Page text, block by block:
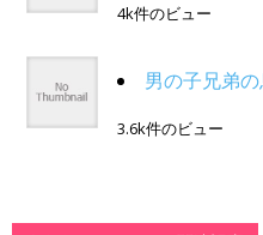
4k件のビュー
男の子兄弟
3.6k件のビュー